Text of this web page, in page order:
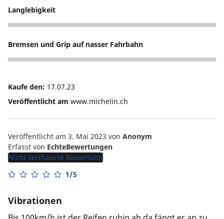
Langlebigkeit
2
Bremsen und Grip auf nasser Fahrbahn
4
Kaufe den: 17.07.23
Veröffentlicht am www.michelin.ch
Veröffentlicht am 3. Mai 2023 von Anonym
Erfasst von EchteBewertungen
Nicht verifizierte Bewertung
1/5
Vibrationen